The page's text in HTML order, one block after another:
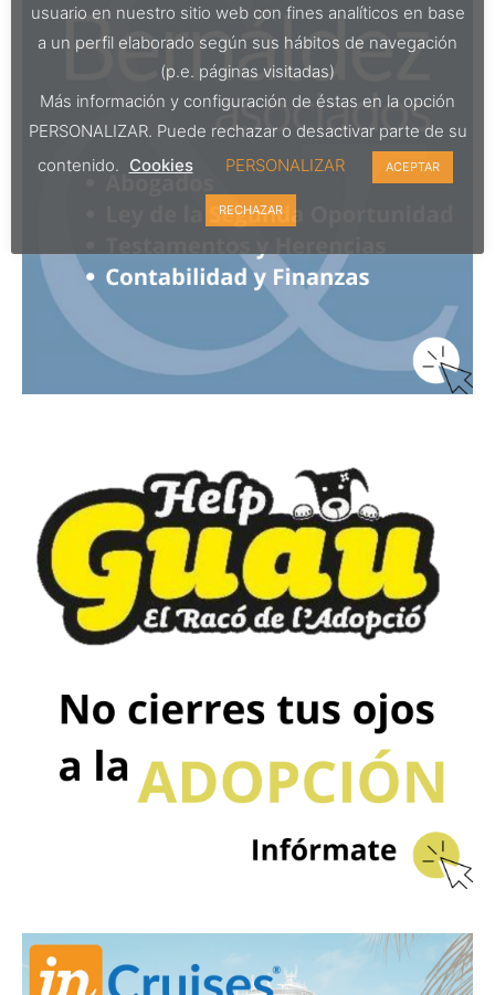
usuario en nuestro sitio web con fines analíticos en base
a un perfil elaborado según sus hábitos de navegación
(p.e. páginas visitadas)
Más información y configuración de éstas en la opción
PERSONALIZAR. Puede rechazar o desactivar parte de su
contenido. Cookies PERSONALIZAR ACEPTAR
RECHAZAR